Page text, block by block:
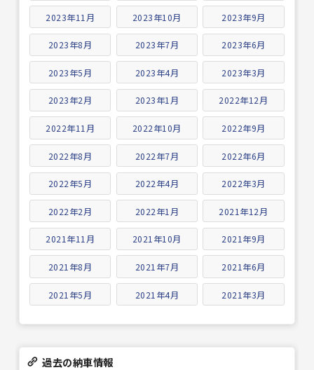
2023年11月 2023年10月 2023年9月
2023年8月 2023年7月 2023年6月
2023年5月 2023年4月 2023年3月
2023年2月 2023年1月 2022年12月
2022年11月 2022年10月 2022年9月
2022年8月 2022年7月 2022年6月
2022年5月 2022年4月 2022年3月
2022年2月 2022年1月 2021年12月
2021年11月 2021年10月 2021年9月
2021年8月 2021年7月 2021年6月
2021年5月 2021年4月 2021年3月
過去の納車情報